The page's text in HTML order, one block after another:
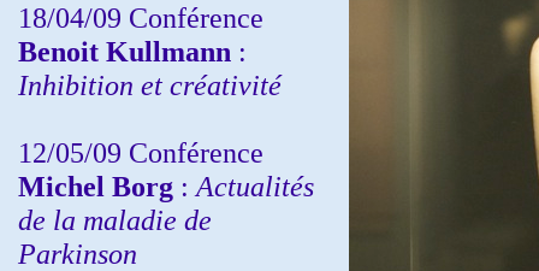
18/04/09 Conférence
Benoit Kullmann :
Inhibition et créativité
12/05/09 Conférence
Michel Borg : Actualités
de la maladie de
Parkinson